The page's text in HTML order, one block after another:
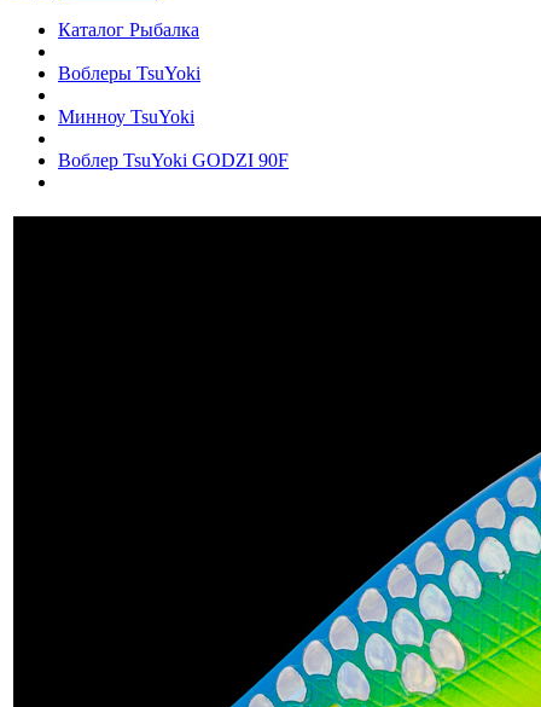
Каталог Рыбалка
Воблеры TsuYoki
Минноу TsuYoki
Воблер TsuYoki GODZI 90F